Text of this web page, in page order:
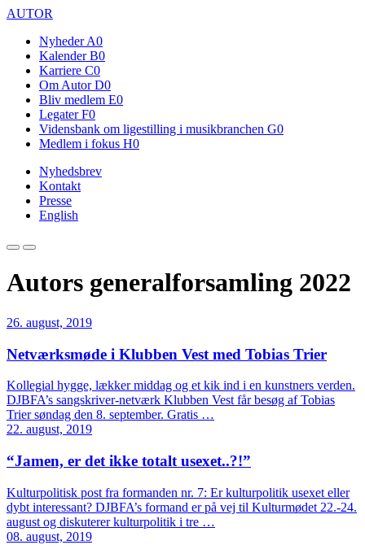
AUTOR
Nyheder A0
Kalender B0
Karriere C0
Om Autor D0
Bliv medlem E0
Legater F0
Vidensbank om ligestilling i musikbranchen G0
Medlem i fokus H0
Nyhedsbrev
Kontakt
Presse
English
Autors generalforsamling 2022
26. august, 2019
Netværksmøde i Klubben Vest med Tobias Trier
Kollegial hygge, lækker middag og et kik ind i en kunstners verden.
DJBFA’s sangskriver-netværk Klubben Vest får besøg af Tobias
Trier søndag den 8. september. Gratis …
22. august, 2019
“Jamen, er det ikke totalt usexet..?!”
Kulturpolitisk post fra formanden nr. 7: Er kulturpolitik usexet eller
dybt interessant? DJBFA’s formand er på vej til Kulturmødet 22.-24.
august og diskuterer kulturpolitik i tre …
08. august, 2019